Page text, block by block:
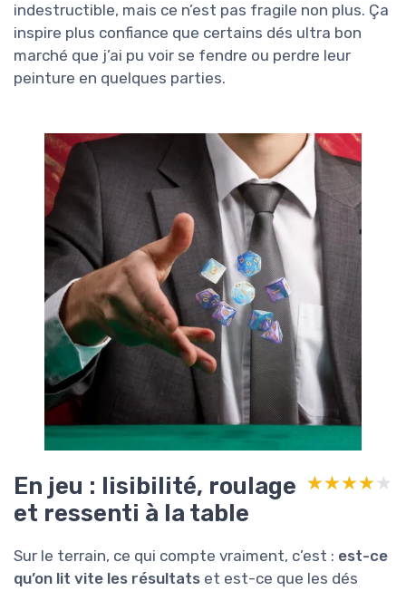
indestructible, mais ce n’est pas fragile non plus. Ça
inspire plus confiance que certains dés ultra bon
marché que j’ai pu voir se fendre ou perdre leur
peinture en quelques parties.
En jeu : lisibilité, roulage
et ressenti à la table
★★★★★
★★★★★
Sur le terrain, ce qui compte vraiment, c’est : est-ce
qu’on lit vite les résultats et est-ce que les dés